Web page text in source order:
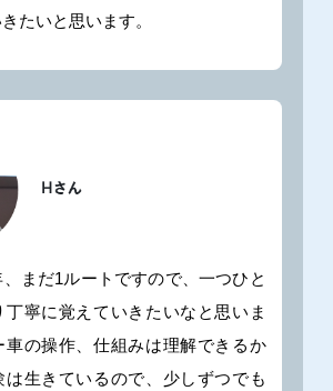
たいと思います。
まだ1ルートですので、一つひと
丁寧に覚えていきたいなと思いま
車の操作、仕組みは理解できるか
は生きているので、少しずつでも